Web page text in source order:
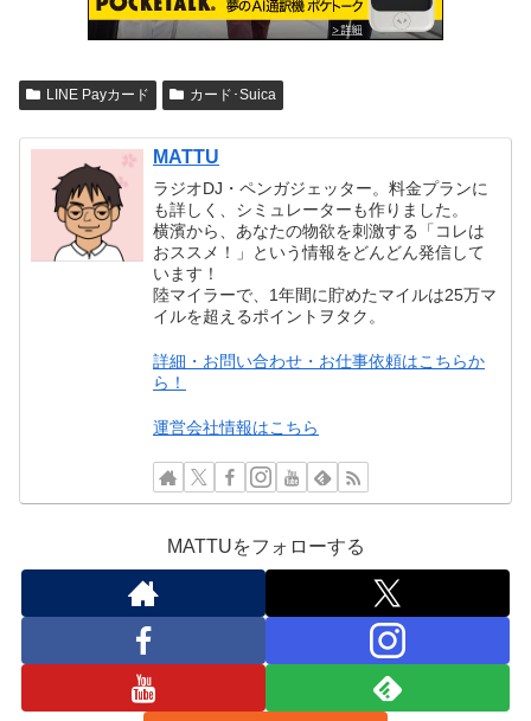
LINE Payカード カード･Suica
MATTU
ラジオDJ・ペンガジェッター。料金プランに
も詳しく、シミュレーターも作りました。
横濱から、あなたの物欲を刺激する「コレは
おススメ！」という情報をどんどん発信して
います！
陸マイラーで、1年間に貯めたマイルは25万マ
イルを超えるポイントヲタク。
詳細・お問い合わせ・お仕事依頼はこちらか
ら！
運営会社情報はこちら
MATTUをフォローする